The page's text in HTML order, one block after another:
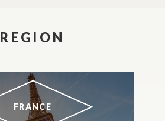
REGION
FRANCE